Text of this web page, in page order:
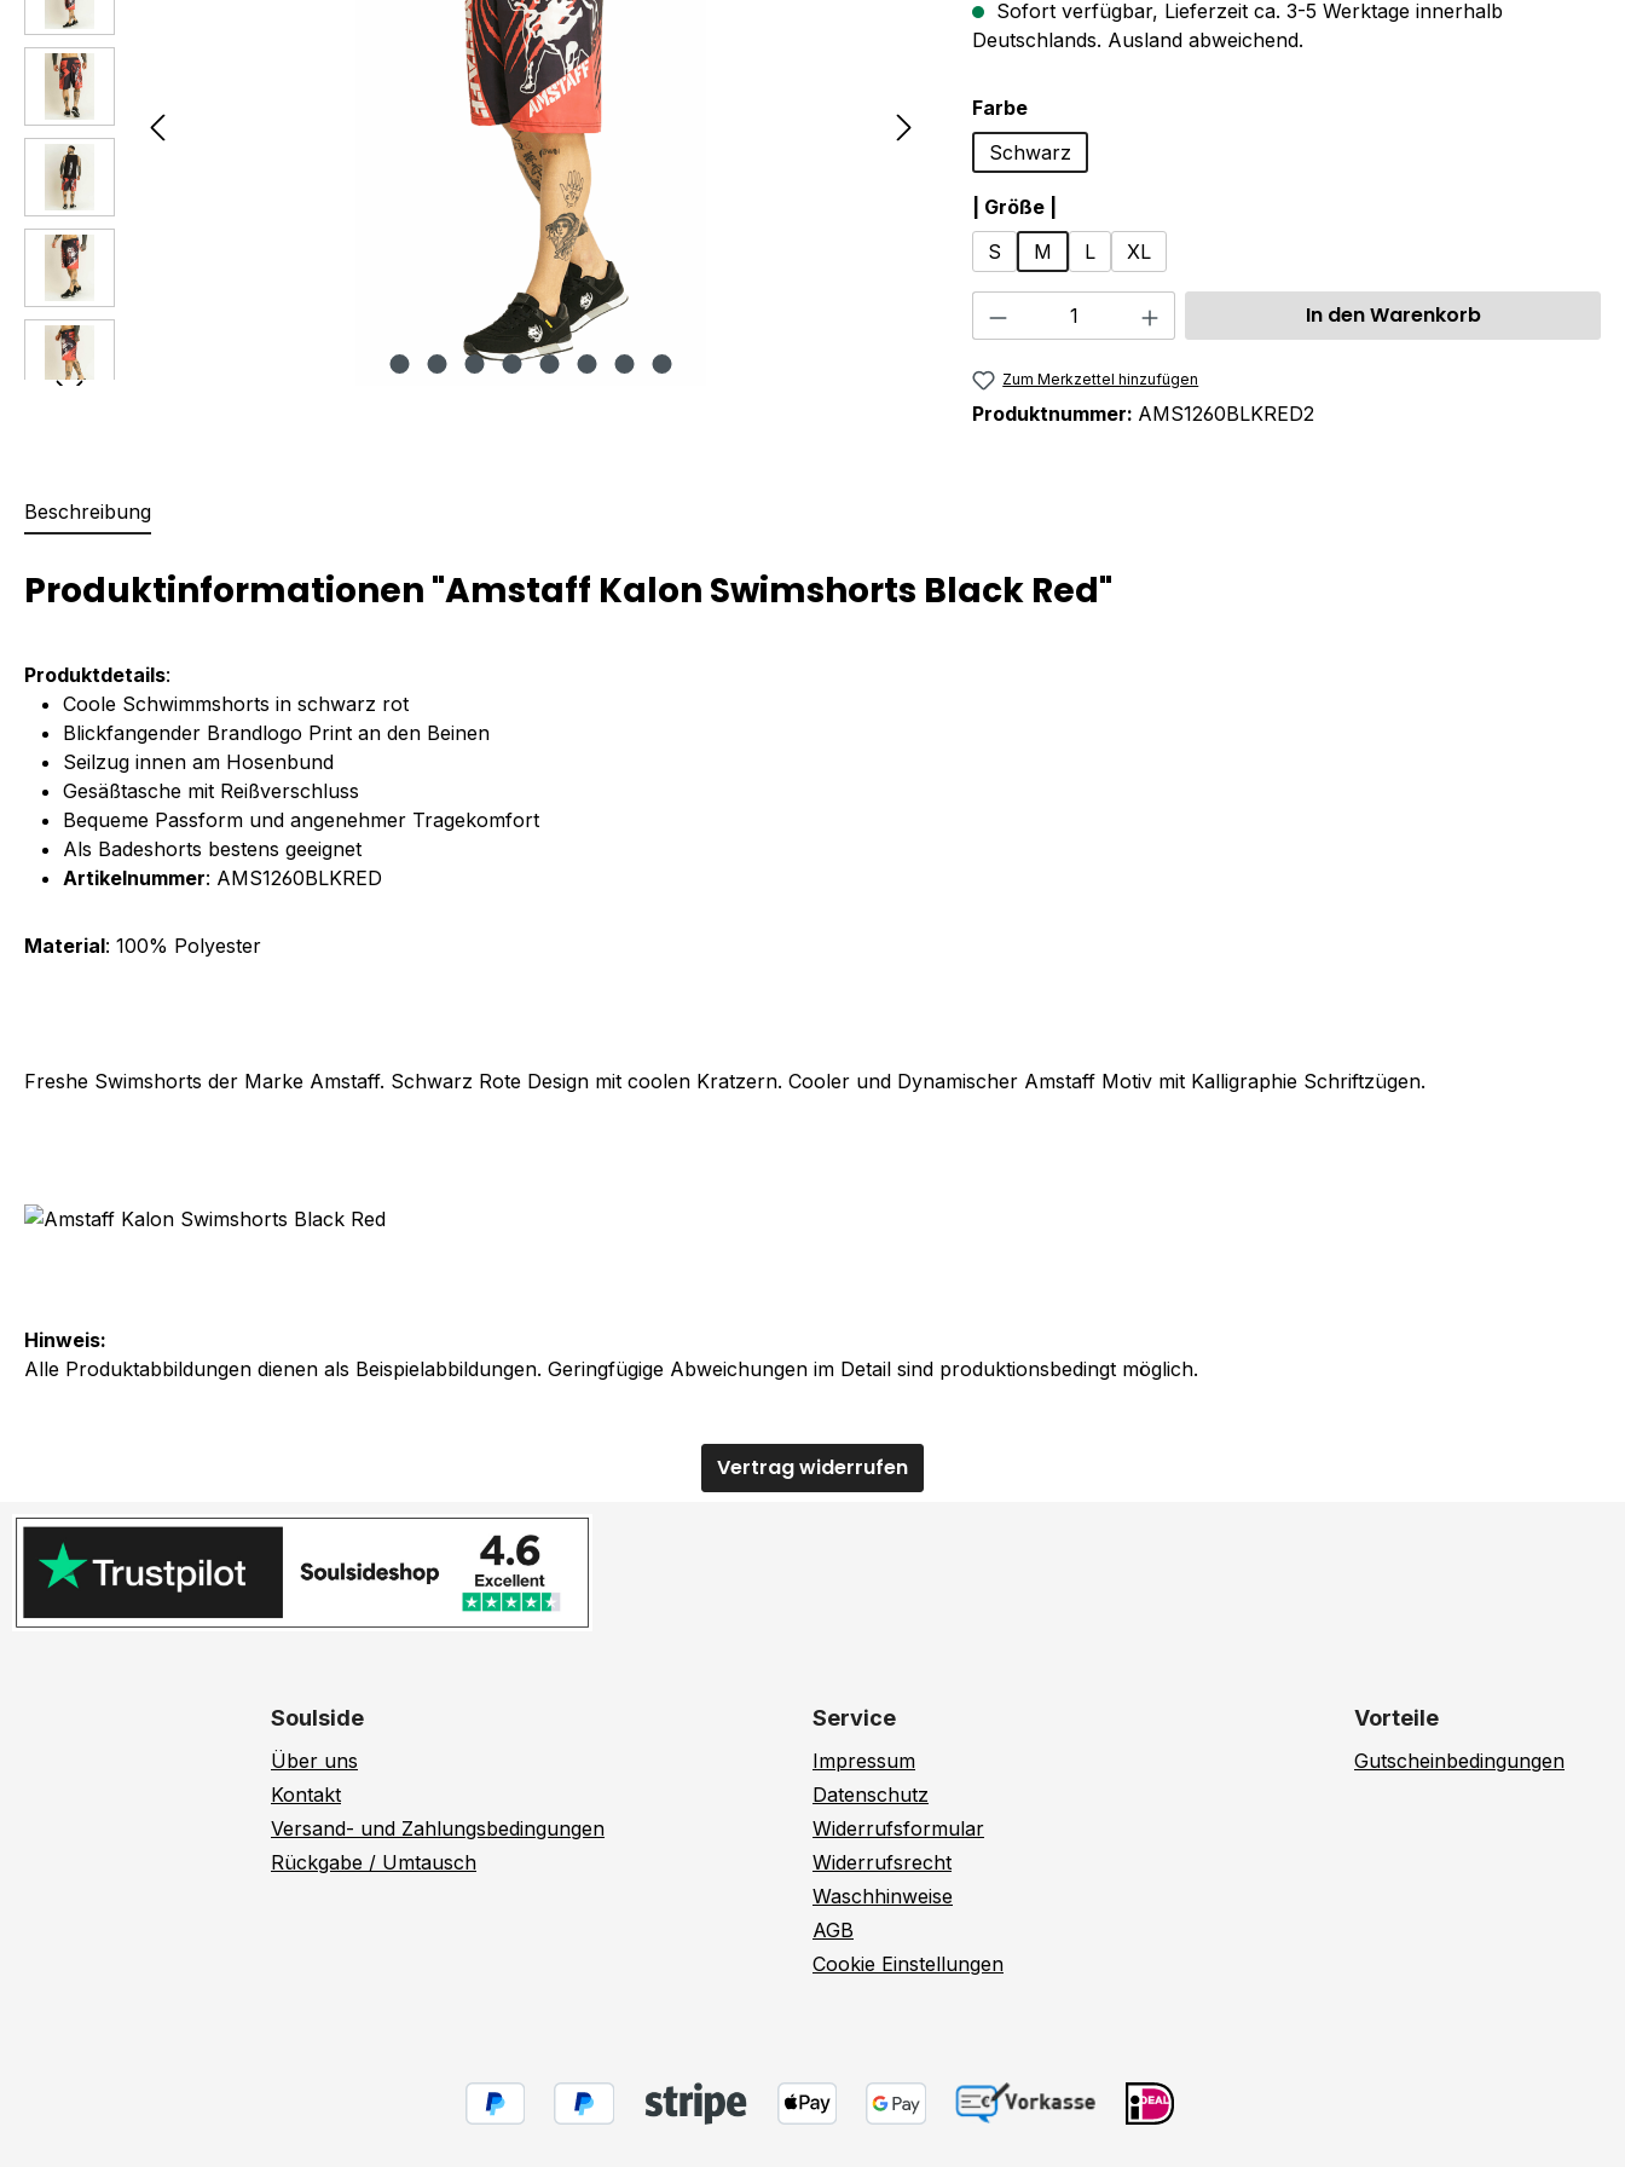
Hinweis:
Alle Produktabbildungen dienen als Beispielabbildungen. Geringfügige Abweichungen im Detail sind produktionsbedingt möglich.
Sofort verfügbar, Lieferzeit ca. 3-5 Werktage innerhalb
Deutschlands. Ausland abweichend.
Farbeauswählen
Schwarz
| Größe |
S
M L XL
Produkt Anzahl: Gib den gewünschten Wert
In den Warenkorb
Zum Merkzettel hinzufügen
Produktnummer: AMS1260BLKRED2
Beschreibung
Produktinformationen "Amstaff Kalon Swimshorts Black Red"
Produktdetails:
Coole Schwimmshorts in schwarz rot
Blickfangender Brandlogo Print an den Beinen
Seilzug innen am Hosenbund
Gesäßtasche mit Reißverschluss
Bequeme Passform und angenehmer Tragekomfort
Als Badeshorts bestens geeignet
Artikelnummer: AMS1260BLKRED
Material: 100% Polyester
Freshe Swimshorts der Marke Amstaff. Schwarz Rote Design mit coolen Kratzern. Cooler und Dynamischer Amstaff Motiv mit Kalligraphie Schriftzügen.
Vertrag widerrufen
Soulside
Über uns
Kontakt
Versand- und Zahlungsbedingungen
Rückgabe / Umtausch
Service
Impressum
Datenschutz
Widerrufsformular
Widerrufsrecht
Waschhinweise
AGB
Cookie Einstellungen
Vorteile
Gutscheinbedingungen